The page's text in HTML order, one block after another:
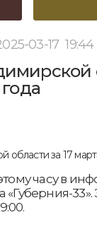
03-17 19:44
часу в
«Губерния-